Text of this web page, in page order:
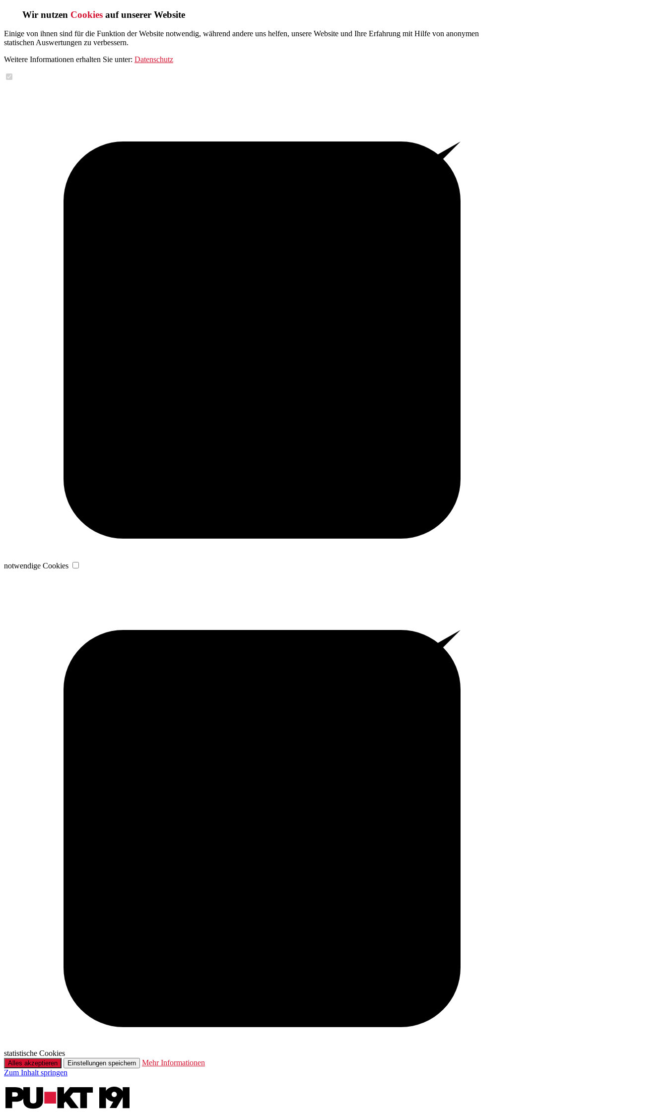
Wir nutzen Cookies auf unserer Website
Einige von ihnen sind für die Funktion der Website notwendig, während andere uns helfen, unsere Website und Ihre Erfahrung mit Hilfe von anonymen
statischen Auswertungen zu verbessern.
Weitere Informationen erhalten Sie unter: Datenschutz
notwendige Cookies
statistische Cookies
Alles akzeptieren Einstellungen speichern
Mehr Informationen
Zum Inhalt springen